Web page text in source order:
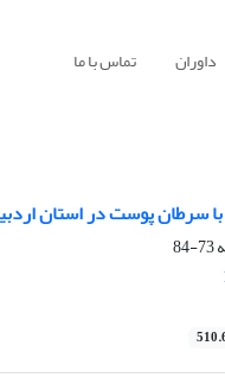
داوران تماس با ما
با سرطان پوست در استان
73-84